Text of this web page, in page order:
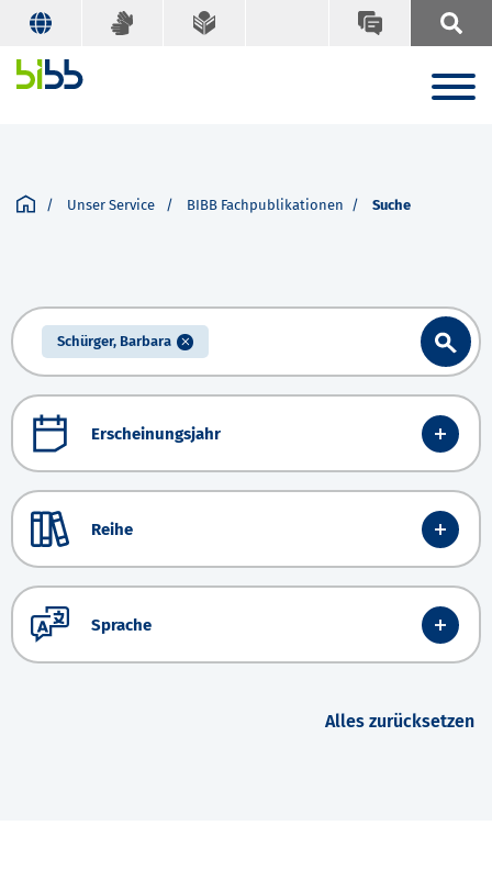
Unser Service BIBB Fachpublikationen Suche
Schürger, Barbara
Erscheinungsjahr
Reihe
Sprache
Alles zurücksetzen